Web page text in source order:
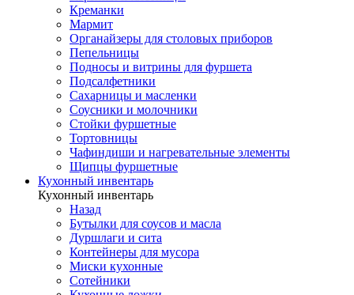
Креманки
Мармит
Органайзеры для столовых приборов
Пепельницы
Подносы и витрины для фуршета
Подсалфетники
Сахарницы и масленки
Соусники и молочники
Стойки фуршетные
Тортовницы
Чафиндиши и нагревательные элементы
Щипцы фуршетные
Кухонный инвентарь
Кухонный инвентарь
Назад
Бутылки для соусов и масла
Дуршлаги и сита
Контейнеры для мусора
Миски кухонные
Сотейники